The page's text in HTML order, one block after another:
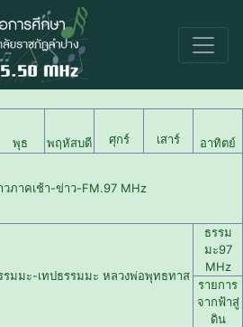
พุธ พฤหัสบดี ศุกร์ เสาร์
อาทิตย์
วภาคเช้า-ข่าว-FM.97 MHz
รมมะ-เทปธรรมมะ หลวงพ่อพุทธทาส
ธรรม
มะ97
MHz
รายการ
จากฟ้าสู่
ดิน